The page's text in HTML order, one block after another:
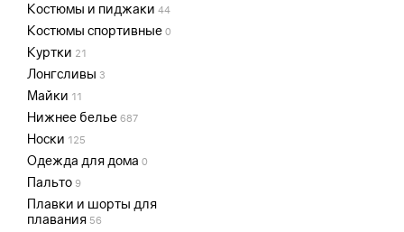
Костюмы и пиджаки 44
Костюмы спортивные 0
Куртки 21
Лонгсливы 3
Майки 11
Нижнее белье 687
Носки 125
Одежда для дома 0
Пальто 9
Плавки и шорты для
плавания 56